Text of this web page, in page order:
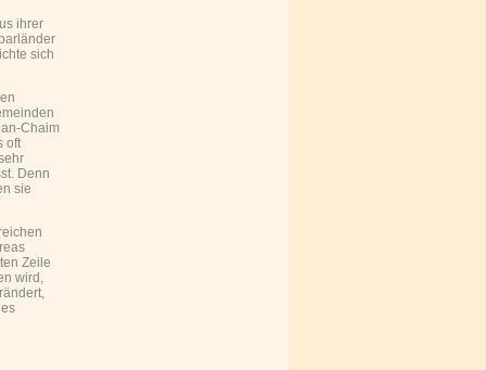
ihrer
sich
Chaim
oft
Denn
sie
Zeile
wird,